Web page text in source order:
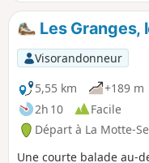
utilisateur écrit =>
municipal : sentier
Les Granges,
Visorandonneur
5,55 km
+189 m
2h 10
Facile
Départ à La Motte-
Une courte balade au-